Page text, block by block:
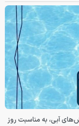
آبی، به مناسبت روز